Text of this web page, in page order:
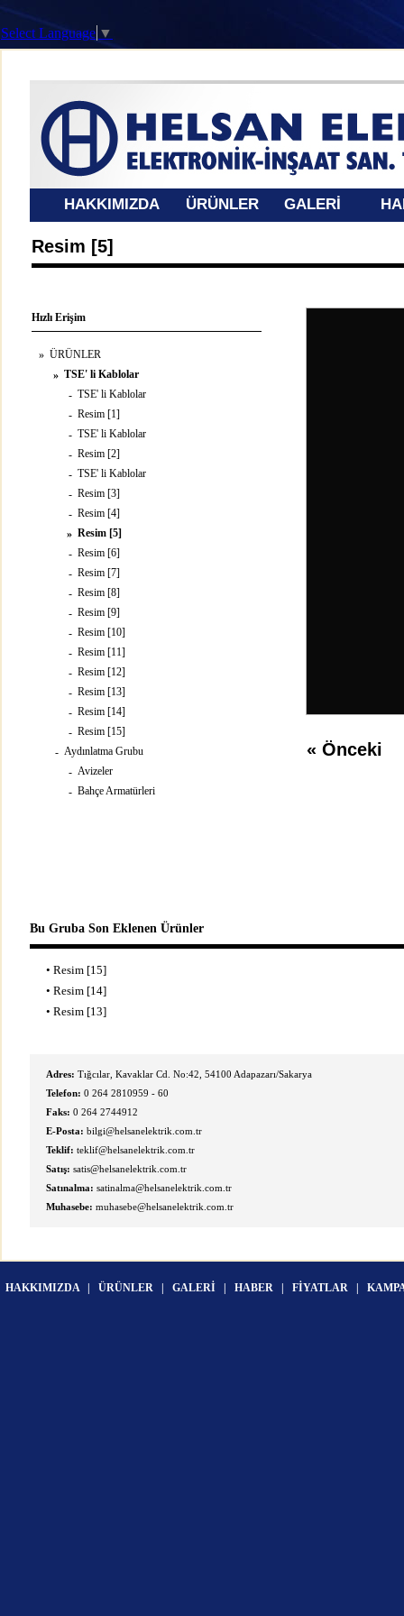
Select Language ▼
HAKKIMIZDA ÜRÜNLER GALERİ
Resim [5]
Hızlı Erişim
» ÜRÜNLER
» TSE' li Kablolar
- TSE' li Kablolar
- Resim [1]
- TSE' li Kablolar
- Resim [2]
- TSE' li Kablolar
- Resim [3]
- Resim [4]
» Resim [5]
- Resim [6]
- Resim [7]
- Resim [8]
- Resim [9]
- Resim [10]
- Resim [11]
- Resim [12]
- Resim [13]
- Resim [14]
- Resim [15]
- Aydınlatma Grubu
- Avizeler
- Bahçe Armatürleri
« Önceki
Bu Gruba Son Eklenen Ürünler
• Resim [15]
• Resim [14]
• Resim [13]
Adres: Tığcılar, Kavaklar Cd. No:42, 54100 Adapazarı/Sakarya
Telefon: 0 264 2810959 - 60
Faks: 0 264 2744912
E-Posta: bilgi@helsanelektrik.com.tr
Teklif: teklif@helsanelektrik.com.tr
Satış: satis@helsanelektrik.com.tr
Satınalma: satinalma@helsanelektrik.com.tr
Muhasebe: muhasebe@helsanelektrik.com.tr
HAKKIMIZDA| ÜRÜNLER GALERİ HABER FİYATLAR